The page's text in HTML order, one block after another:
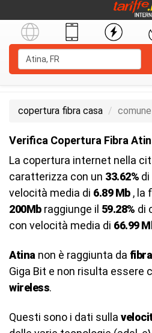
copertura fibra casa
Verifica Copertura Fibra
La copertura internet nella
caratterizza con un 33.62%
velocità media di 6.89 Mb, la
200Mbraggiunge il 59.28% di
con velocità media di 66.99
Atina non è raggiunta da
Giga Bit e non risulta essere
wireless.
Questi sono i dati sulla